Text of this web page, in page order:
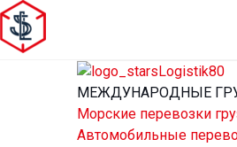
МЕЖДУНАРОДНЫЕ
Морские перевозки
Автомобильные